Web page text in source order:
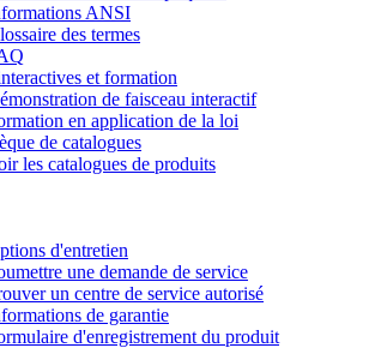
ANSI
des termes
et formation
de faisceau interactif
en application de la loi
de catalogues
les catalogues de produits
d'entretien
une demande de service
un centre de service autorisé
de garantie
d'enregistrement du produit